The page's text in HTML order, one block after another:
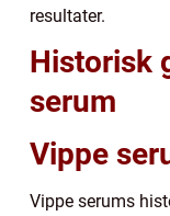
resultater.
Historisk
serum
Vippe
Vippe serums